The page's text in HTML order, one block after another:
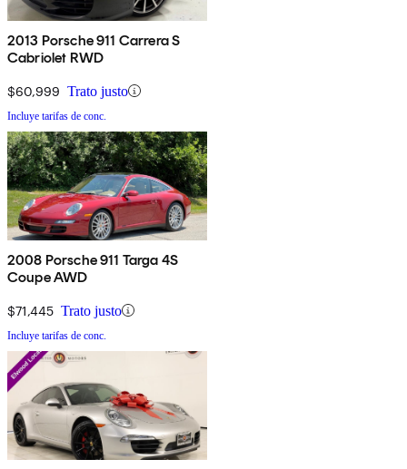
2013 Porsche 911 Carrera S
Cabriolet RWD
$60,999 Trato justo
Incluye tarifas de conc.
2008 Porsche 911 Targa 4S
Coupe AWD
$71,445 Trato justo
Incluye tarifas de conc.